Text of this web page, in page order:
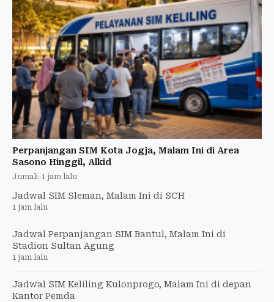
Perpanjangan SIM Kota Jogja, Malam Ini di Area
Sasono Hinggil, Alkid
Jumali-1 jam lalu
Jadwal SIM Sleman, Malam Ini di SCH
1 jam lalu
Jadwal Perpanjangan SIM Bantul, Malam Ini di
Stadion Sultan Agung
1 jam lalu
Jadwal SIM Keliling Kulonprogo, Malam Ini di depan
Kantor Pemda